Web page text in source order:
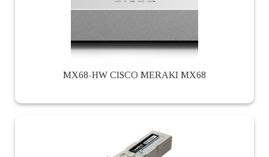
MX68-HW CISCO MERAKI MX68